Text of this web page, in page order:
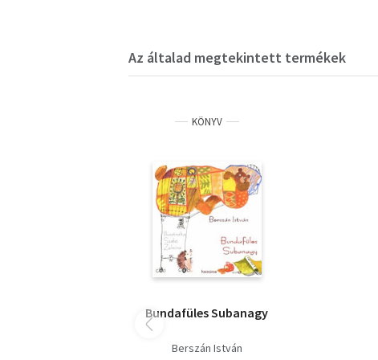
Az általad megtekintett termékek
KÖNYV
Bundafüles Subanagy
Berszán István